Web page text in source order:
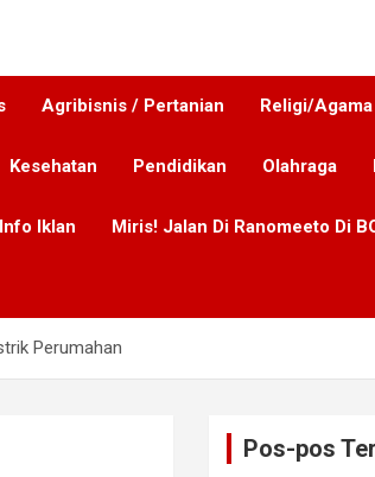
Agribisnis / Pertanian Religi/Agama
Kesehatan Pendidikan Olahraga
Info Iklan Miris! Jalan Di Ranomeeto Di
Perumahan
Pos-pos